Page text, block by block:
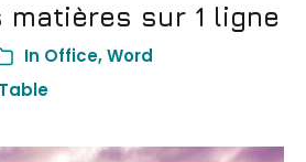
matières sur 1 ligne
In Office,Word
Table